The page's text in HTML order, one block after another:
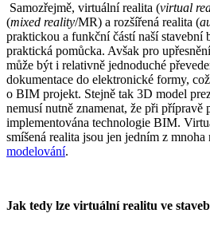
Samozřejmě, virtuální realita (virtual
(mixed reality/MR) a rozšířená realita (
praktickou a funkční částí naší stavební
praktická pomůcka. Avšak pro
může být i relativně jednoduché
dokumentace do elektronické formy,
o BIM projekt. Stejně tak 3D model
nemusí nutně znamenat, že při přípravě
implementována technologie BIM.
smíšená realita jsou jen jedním z
modelování.
Jak tedy lze virtuální realitu ve